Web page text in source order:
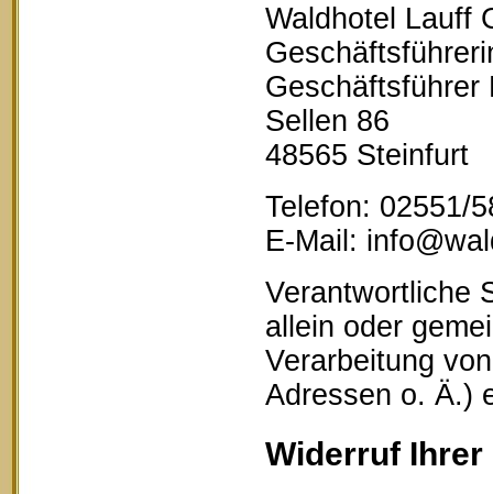
Waldhotel Lauff
Geschäftsführer
Sellen 86
48565 Steinfurt
Telefon: 02551/
E-Mail:
Verantwortliche
allein oder
Verarbeitung
Adressen o. Ä.)
Widerruf